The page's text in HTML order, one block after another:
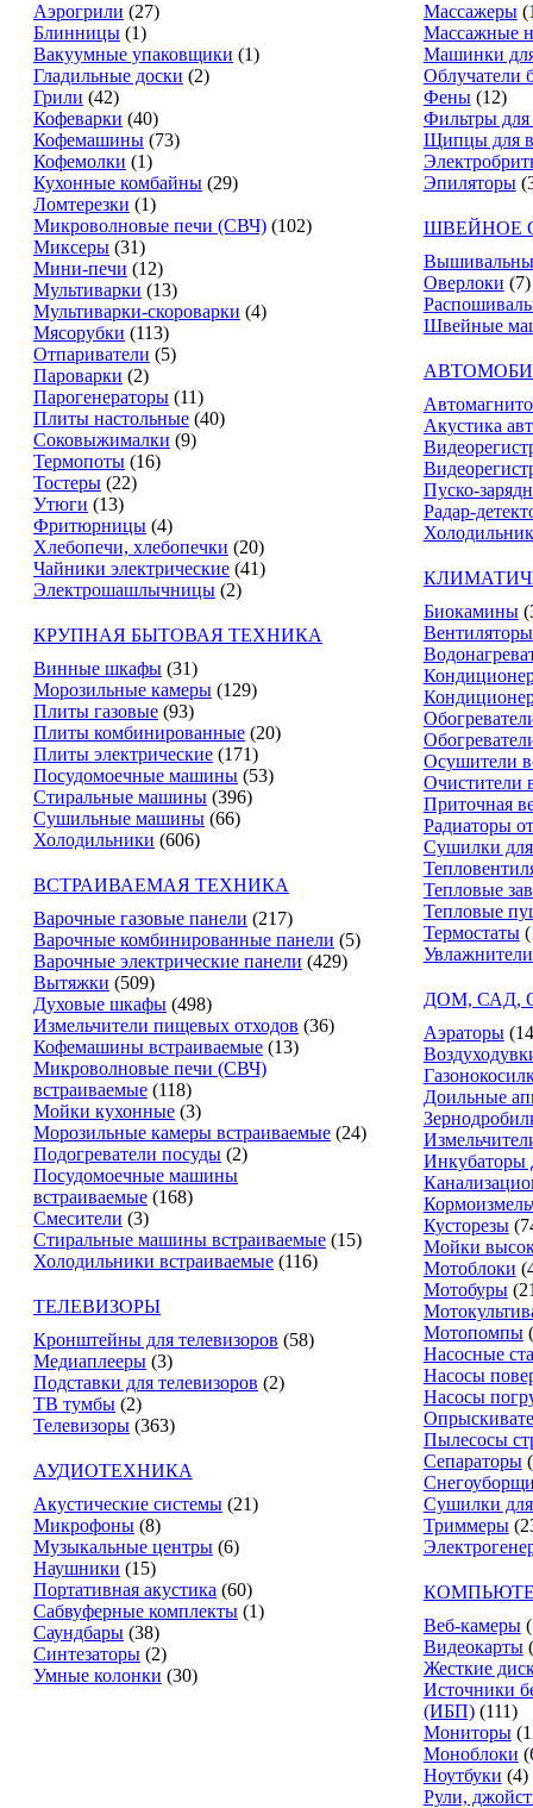
Аэрогрили (27)
Блинницы (1)
Вакуумные упаковщики (1)
Гладильные доски (2)
Грили (42)
Кофеварки (40)
Кофемашины (73)
Кофемолки (1)
Кухонные комбайны (29)
Ломтерезки (1)
Микроволновые печи (СВЧ) (102)
Миксеры (31)
Мини-печи (12)
Мультиварки (13)
Мультиварки-скороварки (4)
Мясорубки (113)
Отпариватели (5)
Пароварки (2)
Парогенераторы (11)
Плиты настольные (40)
Соковыжималки (9)
Термопоты (16)
Тостеры (22)
Утюги (13)
Фритюрницы (4)
Хлебопечи, хлебопечки (20)
Чайники электрические (41)
Электрошашлычницы (2)
КРУПНАЯ БЫТОВАЯ ТЕХНИКА
Винные шкафы (31)
Морозильные камеры (129)
Плиты газовые (93)
Плиты комбинированные (20)
Плиты электрические (171)
Посудомоечные машины (53)
Стиральные машины (396)
Сушильные машины (66)
Холодильники (606)
ВСТРАИВАЕМАЯ ТЕХНИКА
Варочные газовые панели (217)
Варочные комбинированные панели (5)
Варочные электрические панели (429)
Вытяжки (509)
Духовые шкафы (498)
Измельчители пищевых отходов (36)
Кофемашины встраиваемые (13)
Микроволновые печи (СВЧ)
встраиваемые (118)
Мойки кухонные (3)
Морозильные камеры встраиваемые (24)
Подогреватели посуды (2)
Посудомоечные машины
встраиваемые (168)
Смесители (3)
Стиральные машины встраиваемые (15)
Холодильники встраиваемые (116)
ТЕЛЕВИЗОРЫ
Кронштейны для телевизоров (58)
Медиаплееры (3)
Подставки для телевизоров (2)
ТВ тумбы (2)
Телевизоры (363)
АУДИОТЕХНИКА
Акустические системы (21)
Микрофоны (8)
Музыкальные центры (6)
Наушники (15)
Портативная акустика (60)
Сабвуферные комплекты (1)
Саундбары (38)
Синтезаторы (2)
Умные колонки (30)
Массажеры
Массажные
Машинки
Облучатели
Фены (12)
Фильтры
Щипцы для
Эпиляторы
ШВЕЙНОЕ
Оверлоки (7)
Швейные
Акустика
Пуско-
Радар-
Биокамины
Вентиляторы
Осушители
Очистители
Приточная
Радиаторы
Сушилки
Тепловые
Тепловые
Термостаты
ДОМ, САД,
Аэраторы
Доильные
Инкубаторы
Кусторезы
Мойки
Мотоблоки
Мотобуры
Мотопомпы
Насосные
Насосы
Насосы
Пылесосы
Сепараторы
Сушилки
Триммеры
Веб-камеры
Видеокарты
Жесткие
Источники
(ИБП) (111)
Мониторы
Моноблоки
Ноутбуки (4)
Рули,